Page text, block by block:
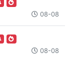
08-08
08-08